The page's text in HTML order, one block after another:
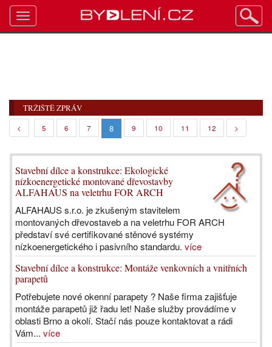
TRŽIŠTĚ ZPRÁV
< 5 6 7 8 9 10 11 12 >
Stavební dílce a konstrukce: Ekologické
nízkoenergetické montované dřevostavby
ALFAHAUS na veletrhu FOR ARCH
ALFAHAUS s.r.o. je zkušeným stavitelem
montovaných dřevostaveb a na veletrhu FOR ARCH
představí své certifikované stěnové systémy
nízkoenergetického i pasivního standardu. více
Stavební dílce a konstrukce: Montáže venkovních a vnitřních
parapetů
Potřebujete nové okenní parapety ? Naše firma zajišťuje
montáže parapetů již řadu let! Naše služby provádíme v
oblasti Brno a okolí. Stačí nás pouze kontaktovat a rádi
Vám... více
Toggle
navigation